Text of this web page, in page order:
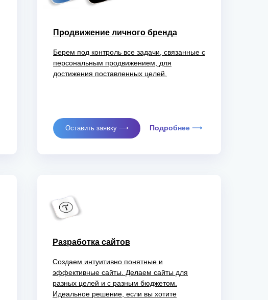
Разработка сайтов
Создаем интуитивно понятные и
эффективные сайты. Делаем сайты для
разных целей и с разным бюджетом.
Идеальное решение, если вы хотите
Продвижение личного бренда
Берем под контроль все задачи, связанные с
персональным продвижением, для
достижения поставленных целей.
Подробнее ⟶
Оставить заявку ⟶